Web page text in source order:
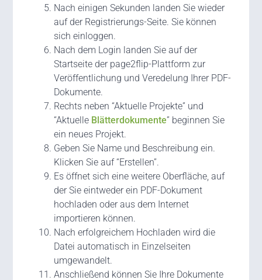
Nach einigen Sekunden landen Sie wieder
auf der Registrierungs-Seite. Sie können
sich einloggen.
Nach dem Login landen Sie auf der
Startseite der page2flip-Plattform zur
Veröffentlichung und Veredelung Ihrer PDF-
Dokumente.
Rechts neben “Aktuelle Projekte” und
“Aktuelle Blätterdokumente” beginnen Sie
ein neues Projekt.
Geben Sie Name und Beschreibung ein.
Klicken Sie auf “Erstellen”.
Es öffnet sich eine weitere Oberfläche, auf
der Sie eintweder ein PDF-Dokument
hochladen oder aus dem Internet
importieren können.
Nach erfolgreichem Hochladen wird die
Datei automatisch in Einzelseiten
umgewandelt.
Anschließend können Sie Ihre Dokumente